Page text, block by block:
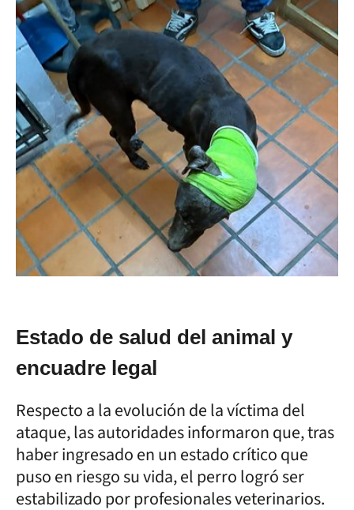
Estado de salud del animal y
encuadre legal
Respecto a la evolución de la víctima del
ataque, las autoridades informaron que, tras
haber ingresado en un estado crítico que
puso en riesgo su vida, el perro logró ser
estabilizado por profesionales veterinarios.